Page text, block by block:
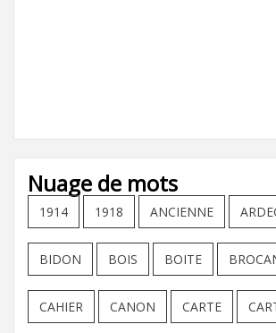
Nuage de mots
1914 1918 ANCIENNE
BIDON BOIS BOITE
CAHIER CANON CARTE